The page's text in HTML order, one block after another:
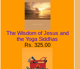
The Wisdom of Jesus and
the Yoga Siddhas
Rs. 325.00